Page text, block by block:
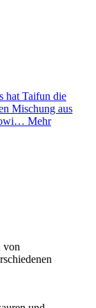
hat Taifun die
Mischung aus
Mehr
von